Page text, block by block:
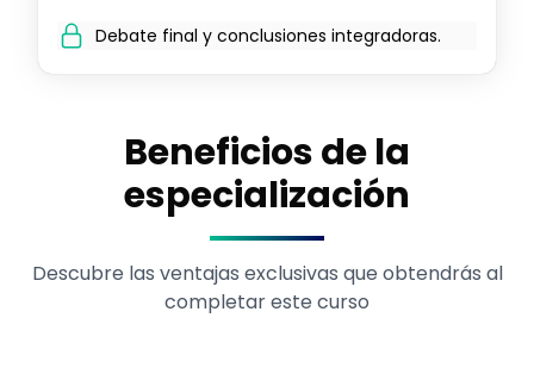
Debate final y conclusiones integradoras.
Beneficios de la
especialización
Descubre las ventajas exclusivas que obtendrás al
completar este curso